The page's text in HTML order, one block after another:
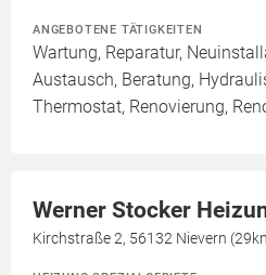
ANGEBOTENE TÄTIGKEITEN
Wartung, Reparatur,
Austausch, Beratung,
Thermostat, Renovierung,
Werner Stocker
Kirchstraße 2, 56132 Nievern